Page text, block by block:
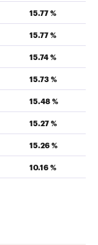
15.77 %
15.77 %
15.74 %
15.73 %
15.48 %
15.27 %
15.26 %
10.16 %